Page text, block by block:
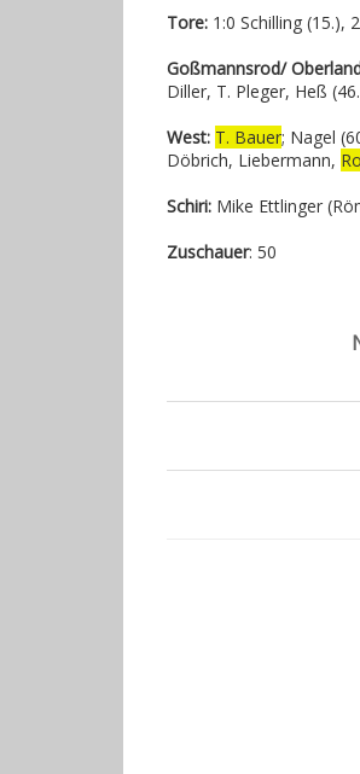
Tore:1:0 Schilling (15.),
Goßmannsrod/
Diller, T. Pleger, Heß (46.
West: T. Bauer; Nagel
Döbrich, Liebermann,
Schiri:Mike Ettlinger
Zuschauer: 50